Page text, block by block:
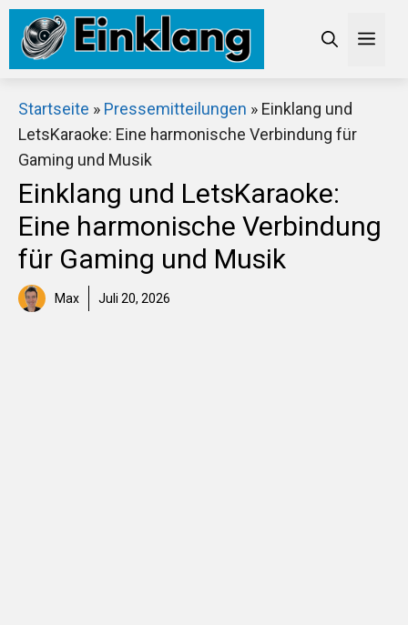
Zum
Inhalt
springen
Startseite » Pressemitteilungen » Einklang und
LetsKaraoke: Eine harmonische Verbindung für
Gaming und Musik
Einklang und LetsKaraoke:
Eine harmonische Verbindung
für Gaming und Musik
Max Juli 20, 2026
Thomann Sale
Schaue dir jetzt die aktuellen Angebote bei Thomann
an!
Jetzt anschauen